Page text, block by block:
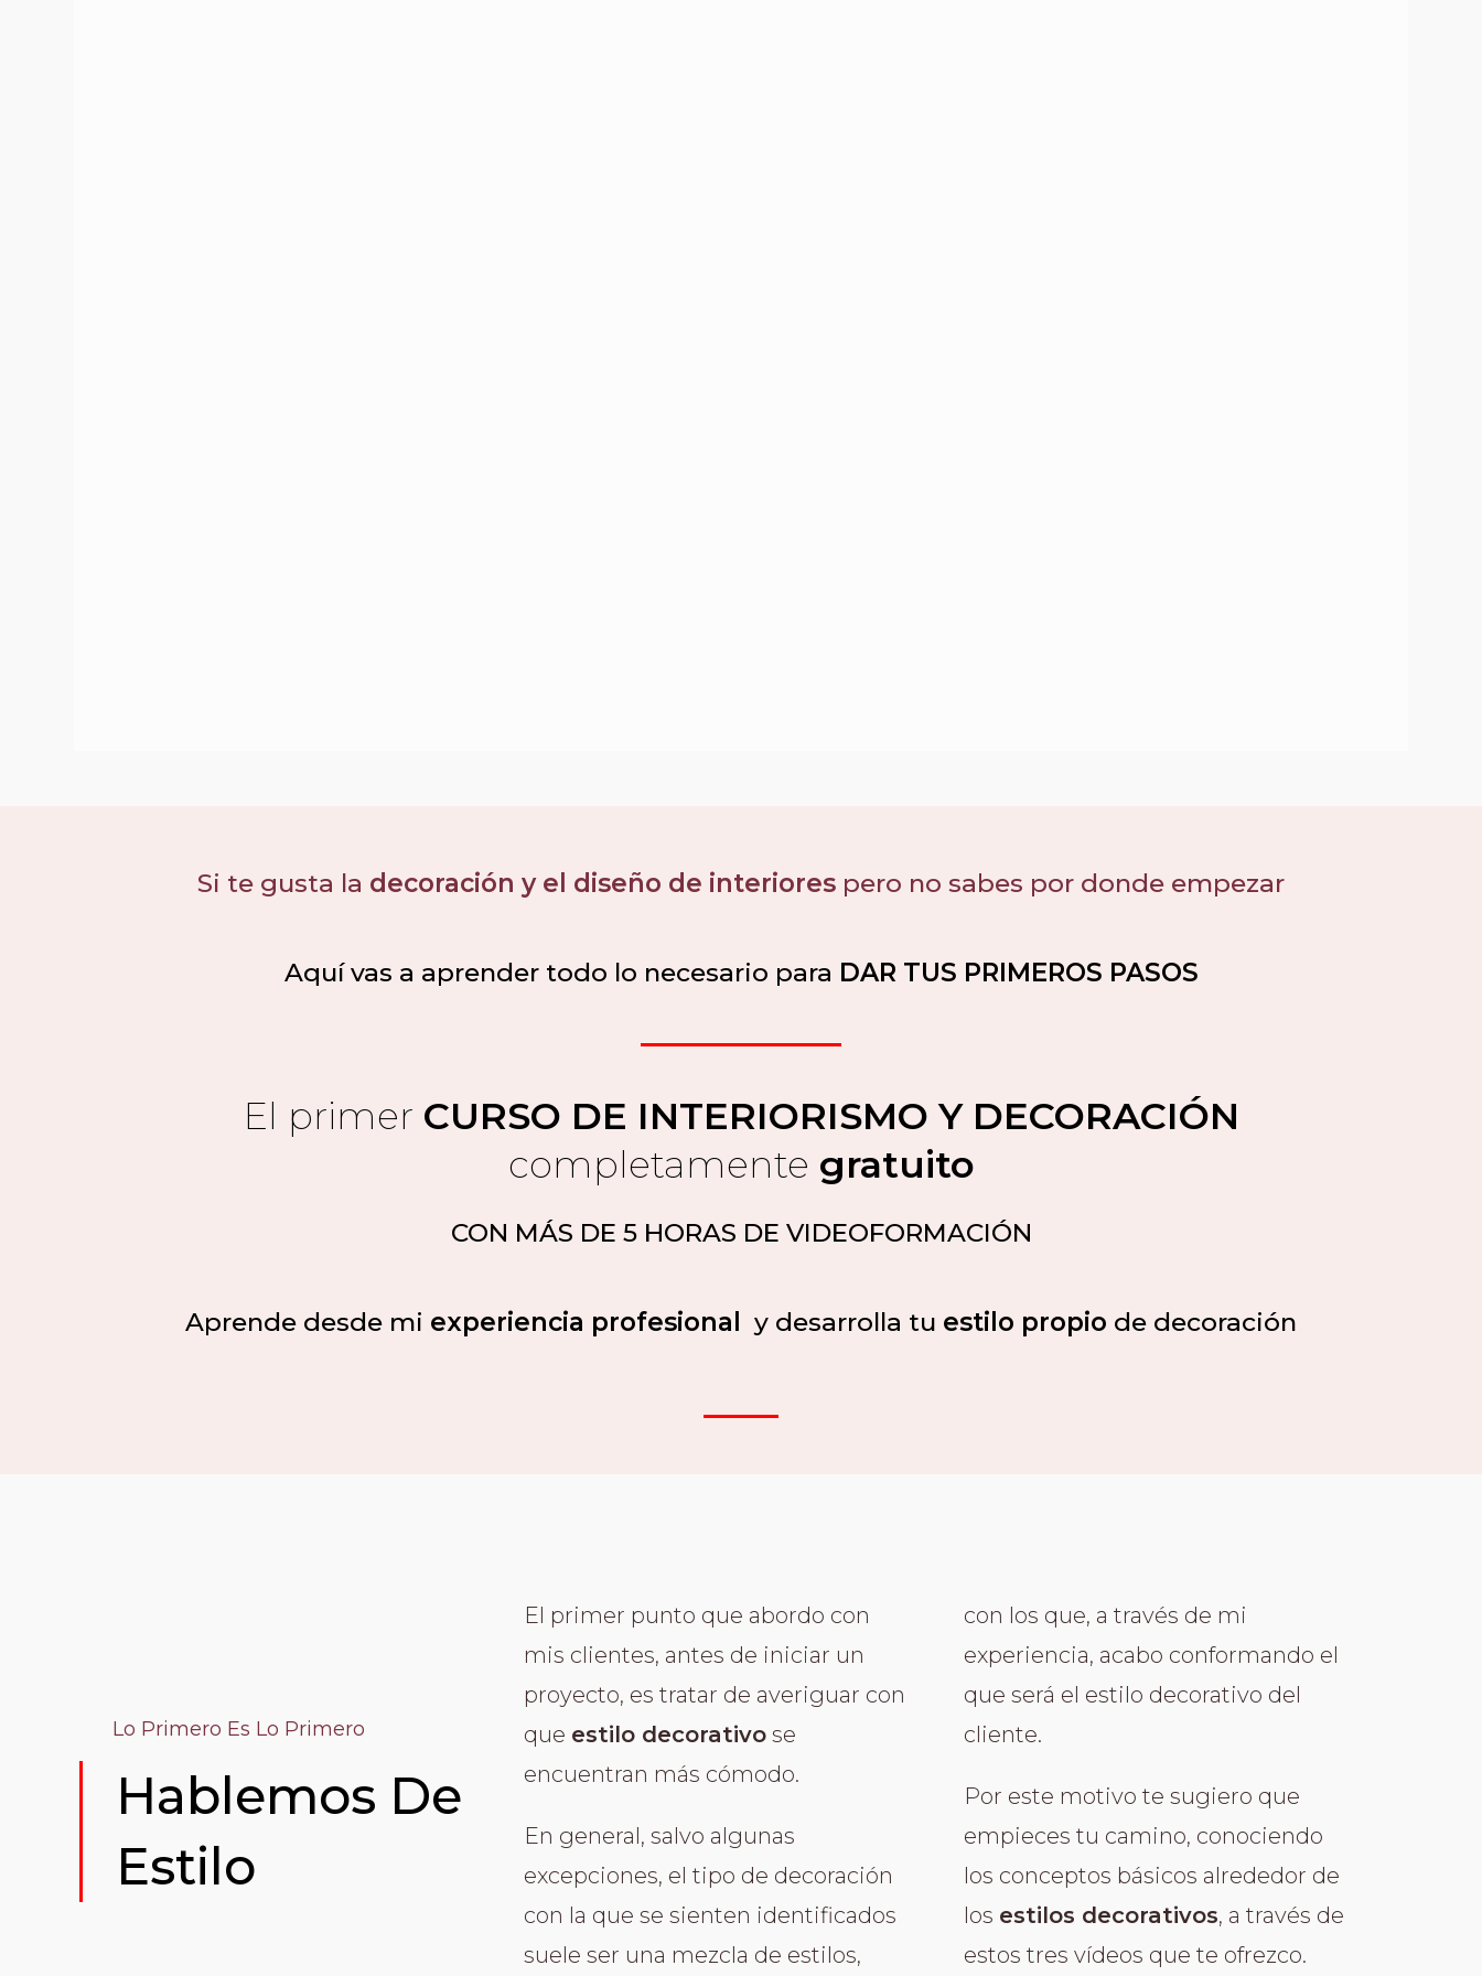
Si te gusta la decoración y el diseño de interiores pero no sabes por donde empezar
Aquí vas a aprender todo lo necesario para DAR TUS PRIMEROS PASOS
El primer CURSO DE INTERIORISMO Y DECORACIÓN
completamente gratuito
CON MÁS DE 5 HORAS DE VIDEOFORMACIÓN
Aprende desde mi experiencia profesional y desarrolla tu estilo propio de decoración
Lo Primero Es Lo Primero
Hablemos De
Estilo
El primer punto que abordo con
mis clientes, antes de iniciar un
proyecto, es tratar de averiguar con
que estilo decorativo se
encuentran más cómodo.
En general, salvo algunas
excepciones, el tipo de decoración
con la que se sienten identificados
suele ser una mezcla de estilos,
con los que, a través de mi
experiencia, acabo conformando el
que será el estilo decorativo del
cliente.
Por este motivo te sugiero que
empieces tu camino, conociendo
los conceptos básicos alrededor de
los estilos decorativos, a través de
estos tres vídeos que te ofrezco.